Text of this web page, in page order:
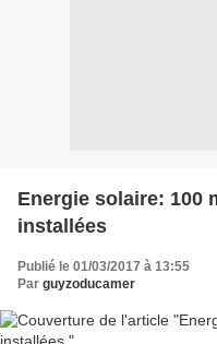
Energie solaire: 100
installées
Publié le 01/03/2017 à 13:55
Par guyzoducamer